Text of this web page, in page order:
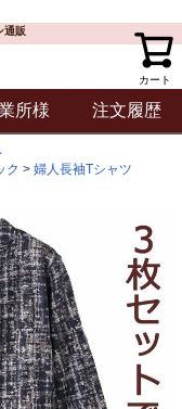
通販
カート
所様 注文履歴
ク
婦人長袖Tシャツ